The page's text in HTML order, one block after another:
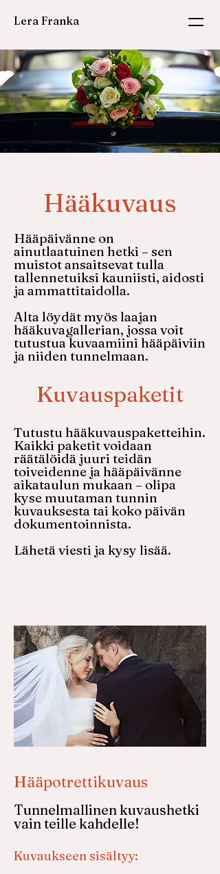
Lera Franka
Hääkuvaus
Hääpäivänne on
ainutlaatuinen hetki – sen
muistot ansaitsevat tulla
tallennetuiksi kauniisti, aidosti
ja ammattitaidolla.
Alta löydät myös laajan
hääkuvagallerian, jossa voit
tutustua kuvaamiini hääpäiviin
ja niiden tunnelmaan.
Kuvauspaketit
Tutustu hääkuvauspaketteihin.
Kaikki paketit voidaan
räätälöidä juuri teidän
toiveidenne ja hääpäivänne
aikataulun mukaan – olipa
kyse muutaman tunnin
kuvauksesta tai koko päivän
dokumentoinnista.
Lähetä viesti ja kysy lisää.
Hääpotrettikuvaus
Tunnelmallinen kuvaushetki
vain teille kahdelle!
Kuvaukseen sisältyy: